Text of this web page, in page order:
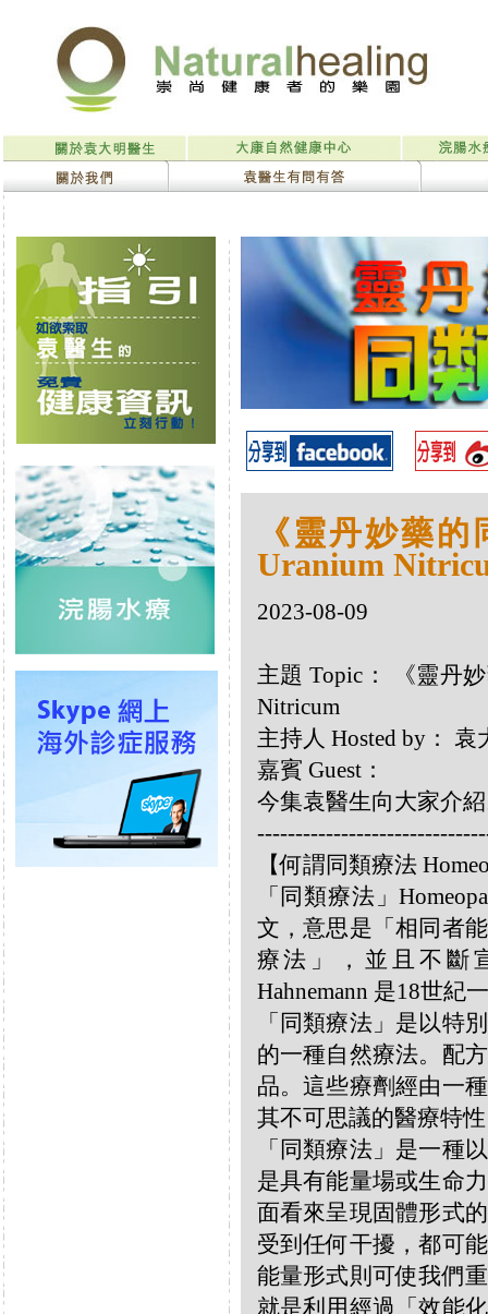
《靈丹妙藥
Uranium
2023-08-09
主題 Topic： 《靈丹
Nitricum
主持人 Hosted by：
嘉賓 Guest：
今集袁醫生向大家介
【何謂同類療法
「同類療法」
文，意思是「相同者
療法」，並且不斷
Hahnemann 是18世紀
「同類療法」是以特
的一種自然療法。配
品。這些療劑經由一
其不可思議的醫療特
「同類療法」是一種
是具有能量場或生命
面看來呈現固體形式
受到任何干擾，都可
能量形式則可使我們
就是利用經過「效能